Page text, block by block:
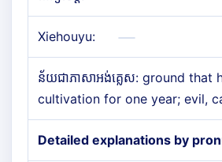
Xiehouyu:
ន័យជាភាសាអង់គ្លេស: ground that
cultivation for one year; evil,
Detailed explanations by